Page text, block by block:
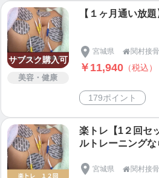
サブスク購入可
美容・健康
【１ヶ月通い放
宮城県 関村接
￥11,940 （税込）
179ポイント
楽トレ【1２回セ
ルトレーニング
宮城県 関村接